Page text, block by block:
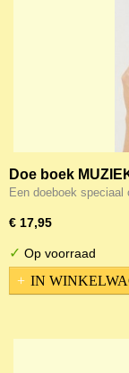
Doe boek
Aanrader (!)
Een doeboek
€ 17,95
✓ Op voorraad
IN